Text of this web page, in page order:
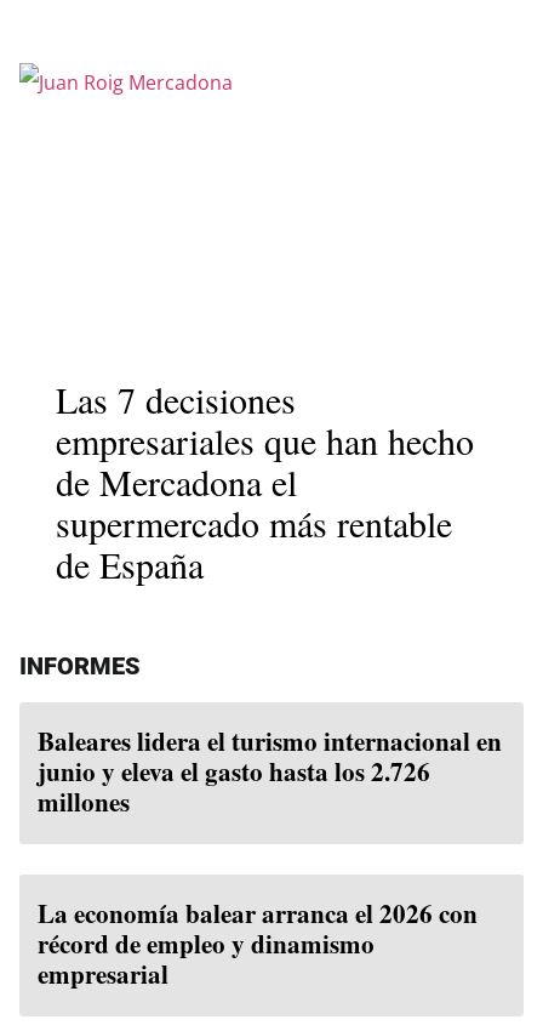
Las 7 decisiones
empresariales que han hecho
de Mercadona el
supermercado más rentable
de España
INFORMES
Baleares lidera el turismo internacional en
junio y eleva el gasto hasta los 2.726
millones
La economía balear arranca el 2026 con
récord de empleo y dinamismo
empresarial